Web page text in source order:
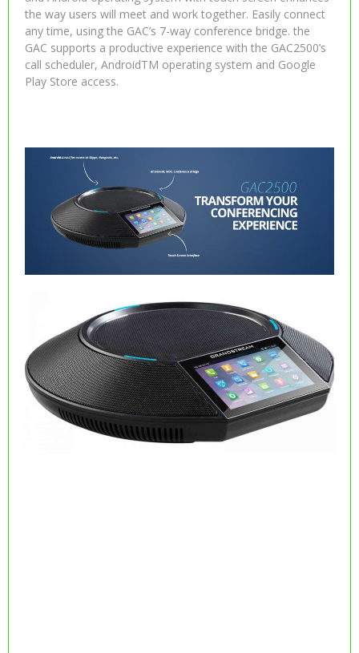
the way users will meet and work together. Easily connect
any time, using the GAC’s 7-way conference bridge. the
GAC supports a productive experience with the GAC2500’s
call scheduler, AndroidTM operating system and Google
Play Store access.